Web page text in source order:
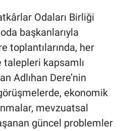
Odaları Birliği
başkanlarıyla
toplantılarında, her
kapsamlı
Adlıhan Dere’nin
ekonomik
mevzuatsal
güncel problemler